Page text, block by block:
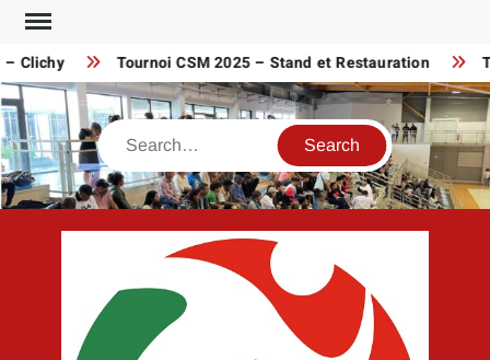
Skip
content
Tournoi CSM 2025 – Stand et Restauration
Search